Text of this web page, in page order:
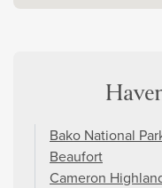
Bako National
Beaufort
Cameron